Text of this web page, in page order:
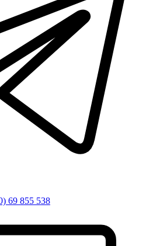
69 855 538